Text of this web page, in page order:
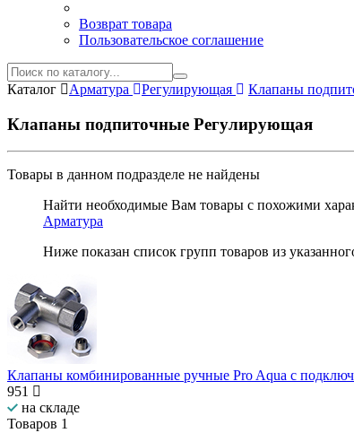
Возврат товара
Пользовательское соглашение
Каталог Арматура Регулирующая Клапаны
Клапаны подпиточные Регулирующая
Товары в данном подразделе не найдены
Найти необходимые Вам товары с похожими
Арматура
Ниже показан список групп товаров из
Клапаны комбинированные ручные Pro Aqua с
951
на складе
Товаров 1